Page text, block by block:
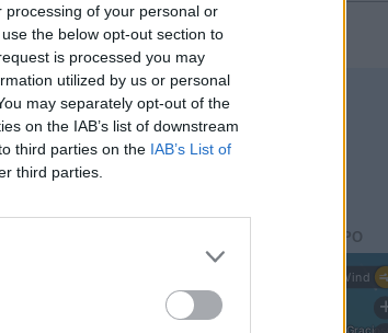
of your personal or
the below opt-out section to
is processed you may
utilized by us or personal
may separately opt-out of the
on the IAB’s list of downstream
third parties on the IAB’s List of
third parties.
PREVISÃO DO ESTADO DO TEMPO